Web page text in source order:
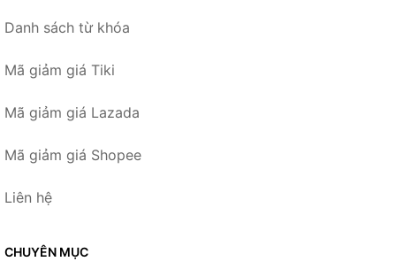
Danh sách từ khóa
Mã giảm giá Tiki
Mã giảm giá Lazada
Mã giảm giá Shopee
Liên hệ
CHUYÊN MỤC